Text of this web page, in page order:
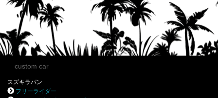
custom car
スズキラパン
フリーライダー